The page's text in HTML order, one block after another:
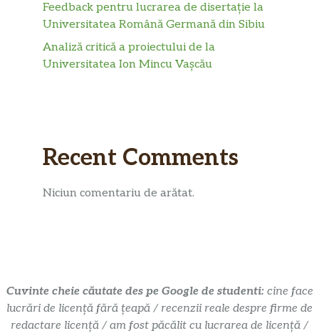
Feedback pentru lucrarea de disertație la
Universitatea Română Germană din Sibiu
Analiză critică a proiectului de la
Universitatea Ion Mincu Vașcău
Recent Comments
Niciun comentariu de arătat.
Cuvinte cheie căutate des pe Google de studenti: cine face
lucrări de licență fără țeapă / recenzii reale despre firme de
redactare licență / am fost păcălit cu lucrarea de licență /